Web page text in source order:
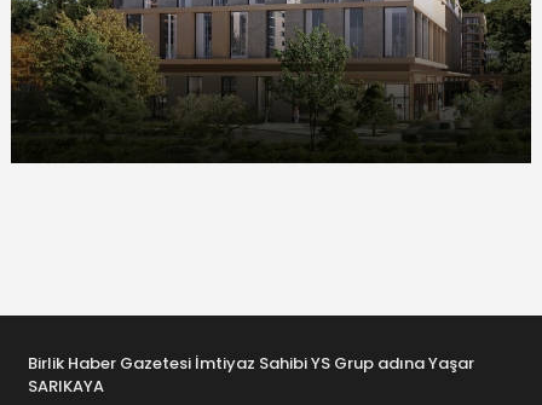
Birlik Haber Gazetesi İmtiyaz Sahibi YS Grup adına Yaşar
SARIKAYA